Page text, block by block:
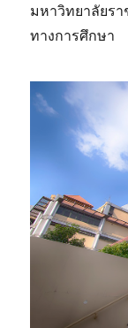
มหาวิทยาลัยร
ทางการศึกษา